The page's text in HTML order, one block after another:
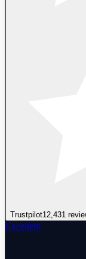
Trustpilot12,431
Excellent